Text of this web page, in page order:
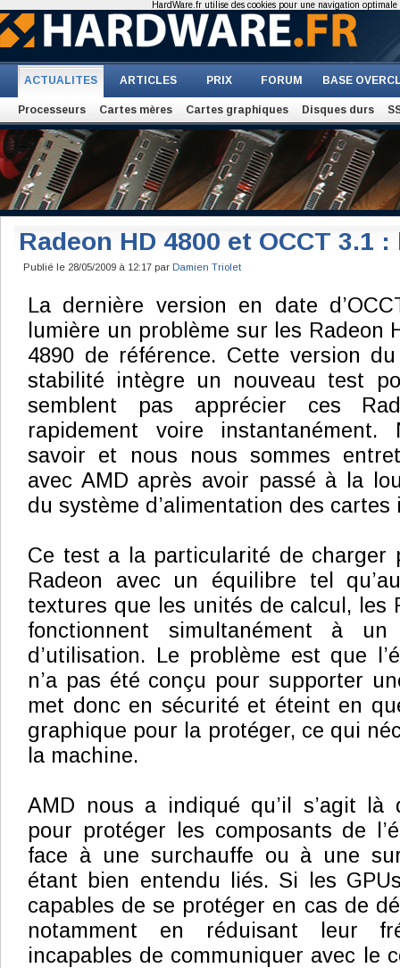
ACTUALITES ARTICLES PRIX FORUM BASE
Processeurs Cartes mères Cartes graphiques Disques durs
Radeon HD 4800 et OCCT 3.1
Publié le 28/05/2009 à 12:17 par Damien Triolet
La dernière version en date
lumière un problème sur les Radeon
4890 de référence. Cette version
stabilité intègre un nouveau test
semblent pas apprécier ces
rapidement voire instantanément.
savoir et nous nous sommes
avec AMD après avoir passé à la
du système d’alimentation des cartes
Ce test a la particularité de charger
Radeon avec un équilibre tel
textures que les unités de calcul, les
fonctionnent simultanément à
d’utilisation. Le problème est que
n’a pas été conçu pour supporter
met donc en sécurité et éteint en
graphique pour la protéger, ce qui
la machine.
AMD nous a indiqué qu’il s’agit là
pour protéger les composants de
face à une surchauffe ou à une
étant bien entendu liés. Si les
capables de se protéger en cas de
notamment en réduisant leur
incapables de communiquer avec le
HardWare.fr utilise des cookies pour une navigation